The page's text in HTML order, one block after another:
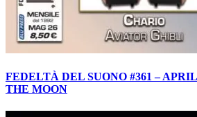
FEDELTÀ DEL SUONO #361 –
THE MOON